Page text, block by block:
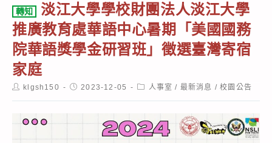
轉知
淡江大學學校財團法人淡江大學
推廣教育處華語中心暑期「美國國務
院華語獎學金研習班」徵選臺灣寄宿
家庭
Postklgsh150
Post2023-12-05
Post人事室 / 最新消息 / 校園公告